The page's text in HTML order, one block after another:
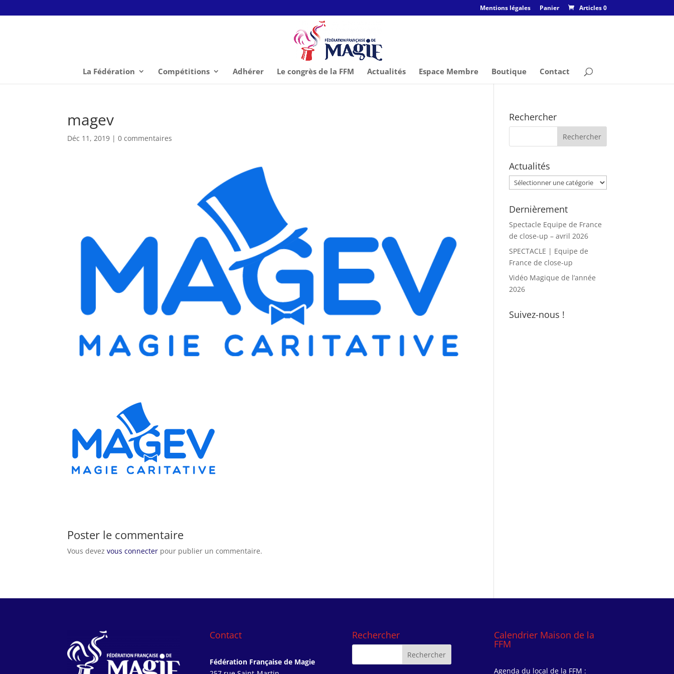
Mentions légales Panier Articles 0
La Fédération Compétitions Adhérer Le congrès de la FFM Actualités Espace Membre Boutique Contact
magev
Déc 11, 2019 |0 commentaires
Poster le commentaire
Vous devezvous connecter pour publier un commentaire.
Rechercher
Actualités
Actualités
Dernièrement
Spectacle Equipe de France
de close-up – avril 2026
SPECTACLE | Equipe de
France de close-up
Vidéo Magique de l’année
2026
Suivez-nous !
Contact
Fédération Française de Magie
Rechercher Calendrier Maison de la
FFM
Agenda du local de la FFM :